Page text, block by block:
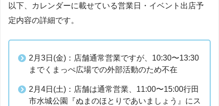
以下、カレンダーに載せている営業日・イベント出店予
定内容の詳細です。
2月3日(金)：店舗通常営業ですが、10:30〜13:30
までくまっぺ広場での外部活動のため不在
2月4日(土)：店舗は通常営業、11:00〜15:00行田
市水城公園『ぬまのほとりであいましょう』にス